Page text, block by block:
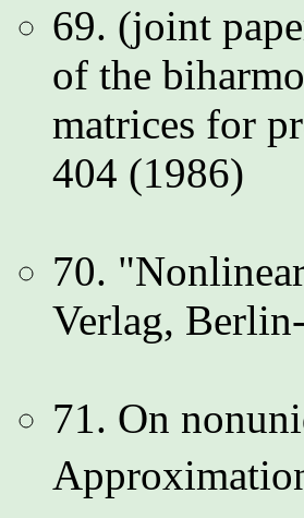
69. (joint
of the
matrices for
404 (1986)
70.
Verlag,
71. On